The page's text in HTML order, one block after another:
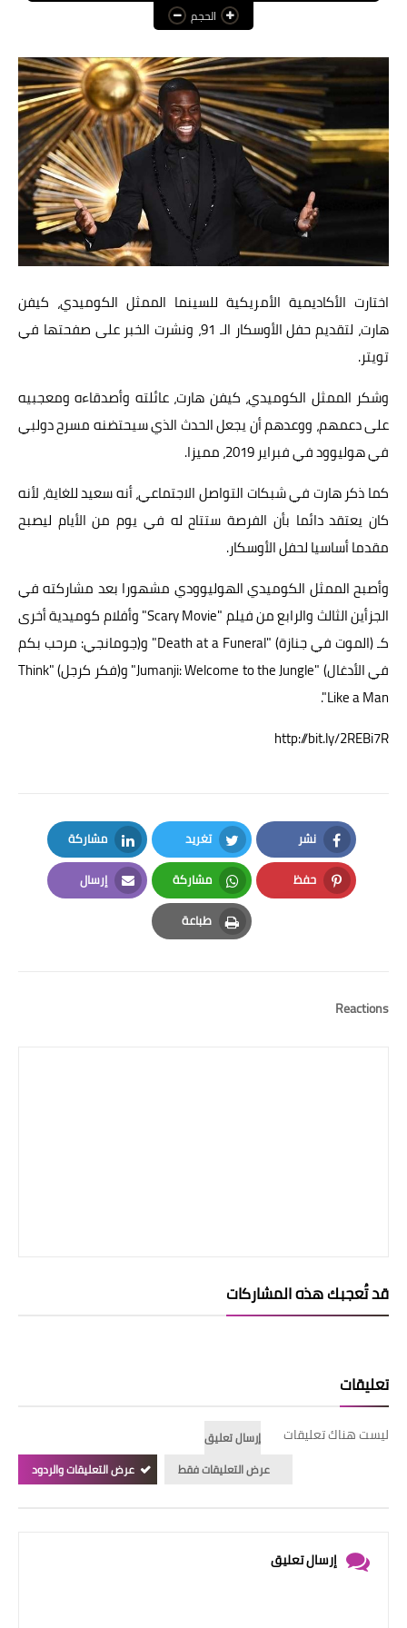
عالم المرأة
فن وثقافة
أخبار مصر
أخبار عربية
أخبار النجوم
أخبار العالم
الحجم
اختارت الأكاديمية الأمريكية للسينما الممثل الكوميدي، كيفن
هارت، لتقديم حفل الأوسكار الـ 91، ونشرت الخبر على صفحتها في
تويتر.
وشكر الممثل الكوميدي، كيفن هارت، عائلته وأصدقاءه ومعجبيه
على دعمهم، ووعدهم أن يجعل الحدث الذي سيحتضنه مسرح دولبي
في هوليوود في فبراير 2019، مميزا.
كما ذكر هارت في شبكات التواصل الاجتماعي، أنه سعيد للغاية، لأنه
كان يعتقد دائما بأن الفرصة ستتاح له في يوم من الأيام ليصبح
مقدما أساسيا لحفل الأوسكار.
وأصبح الممثل الكوميدي الهوليوودي مشهورا بعد مشاركته في
الجزأين الثالث والرابع من فيلم "Scary Movie" وأفلام كوميدية أخرى
كـ (الموت في جنازة) "Death at a Funeral" و(جومانجي: مرحب بكم
في الأدغال) "Jumanji: Welcome to the Jungle" و(فكر كرجل) "Think
Like a Man".
http://bit.ly/2REBi7R
نشر
Facebook
تغريد
Twitter
مشاركة
LinkedIn
حفظ
Pinterest
مشاركة
Whatsapp
إرسال
Email
طباعة
Print
Reactions
قد تُعجبك هذه المشاركات
تعليقات
ليست هناك تعليقات
إرسال تعليق
عرض التعليقات فقط
عرض التعليقات والردود
إرسال تعليق